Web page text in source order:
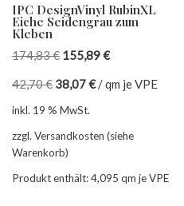
IPC DesignVinyl RubinXL
Eiche Seidengrau zum
Kleben
174,83€ 155,89€
42,70€ 38,07€/qm je VPE
inkl. 19 % MwSt.
zzgl. Versandkosten (siehe
Warenkorb)
Produkt enthält: 4,095 qm je VPE